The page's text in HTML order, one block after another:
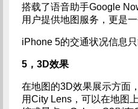
搭载了语音助手Google
用户提供地图服务，更是
iPhone 5的交通状况信息只
5，3D效果
在地图的3D效果展示方面
用City Lens，可以在地图